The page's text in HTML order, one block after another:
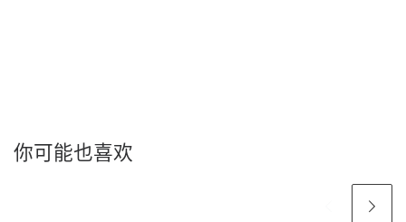
你可能也喜欢